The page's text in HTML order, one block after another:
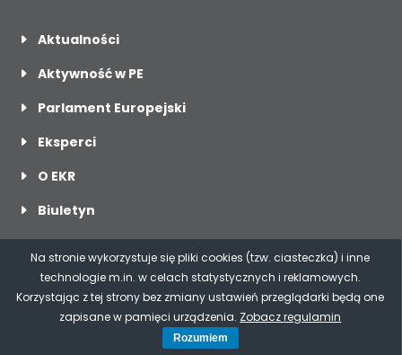
Aktualności
Aktywność w PE
Parlament Europejski
Eksperci
O EKR
Biuletyn
O mnie
Dla mediów
Kontakt
Na stronie wykorzystuje się pliki cookies (tzw. ciasteczka) i inne
technologie m.in. w celach statystycznych i reklamowych.
Korzystając z tej strony bez zmiany ustawień przeglądarki będą one
zapisane w pamięci urządzenia. Zobacz regulamin
Rozumiem